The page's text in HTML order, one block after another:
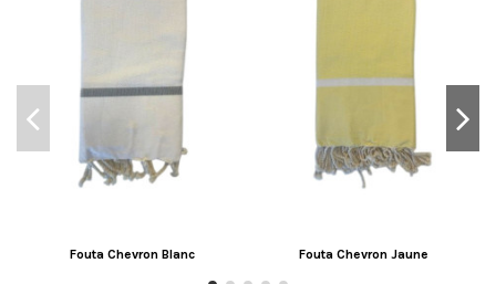
Fouta Chevron Blanc Fouta Chevron Jaune